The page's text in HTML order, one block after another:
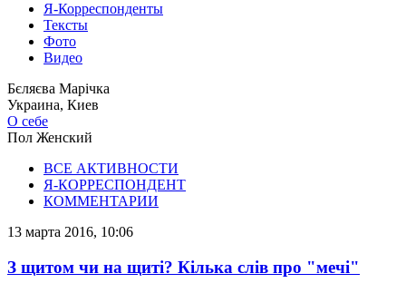
Я-Корреспонденты
Тексты
Фото
Видео
Бєляєва Марічка
Украина, Киев
О себе
Пол Женский
ВСЕ АКТИВНОСТИ
Я-КОРРЕСПОНДЕНТ
КОММЕНТАРИИ
13 марта 2016, 10:06
З щитом чи на щиті? Кілька слів про "мечі"